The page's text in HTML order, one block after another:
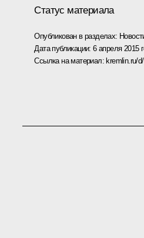
Статус материала
Опубликован в разделах:
Дата публикации:6 апреля 2015
Ссылка на материал: kremlin.ru/